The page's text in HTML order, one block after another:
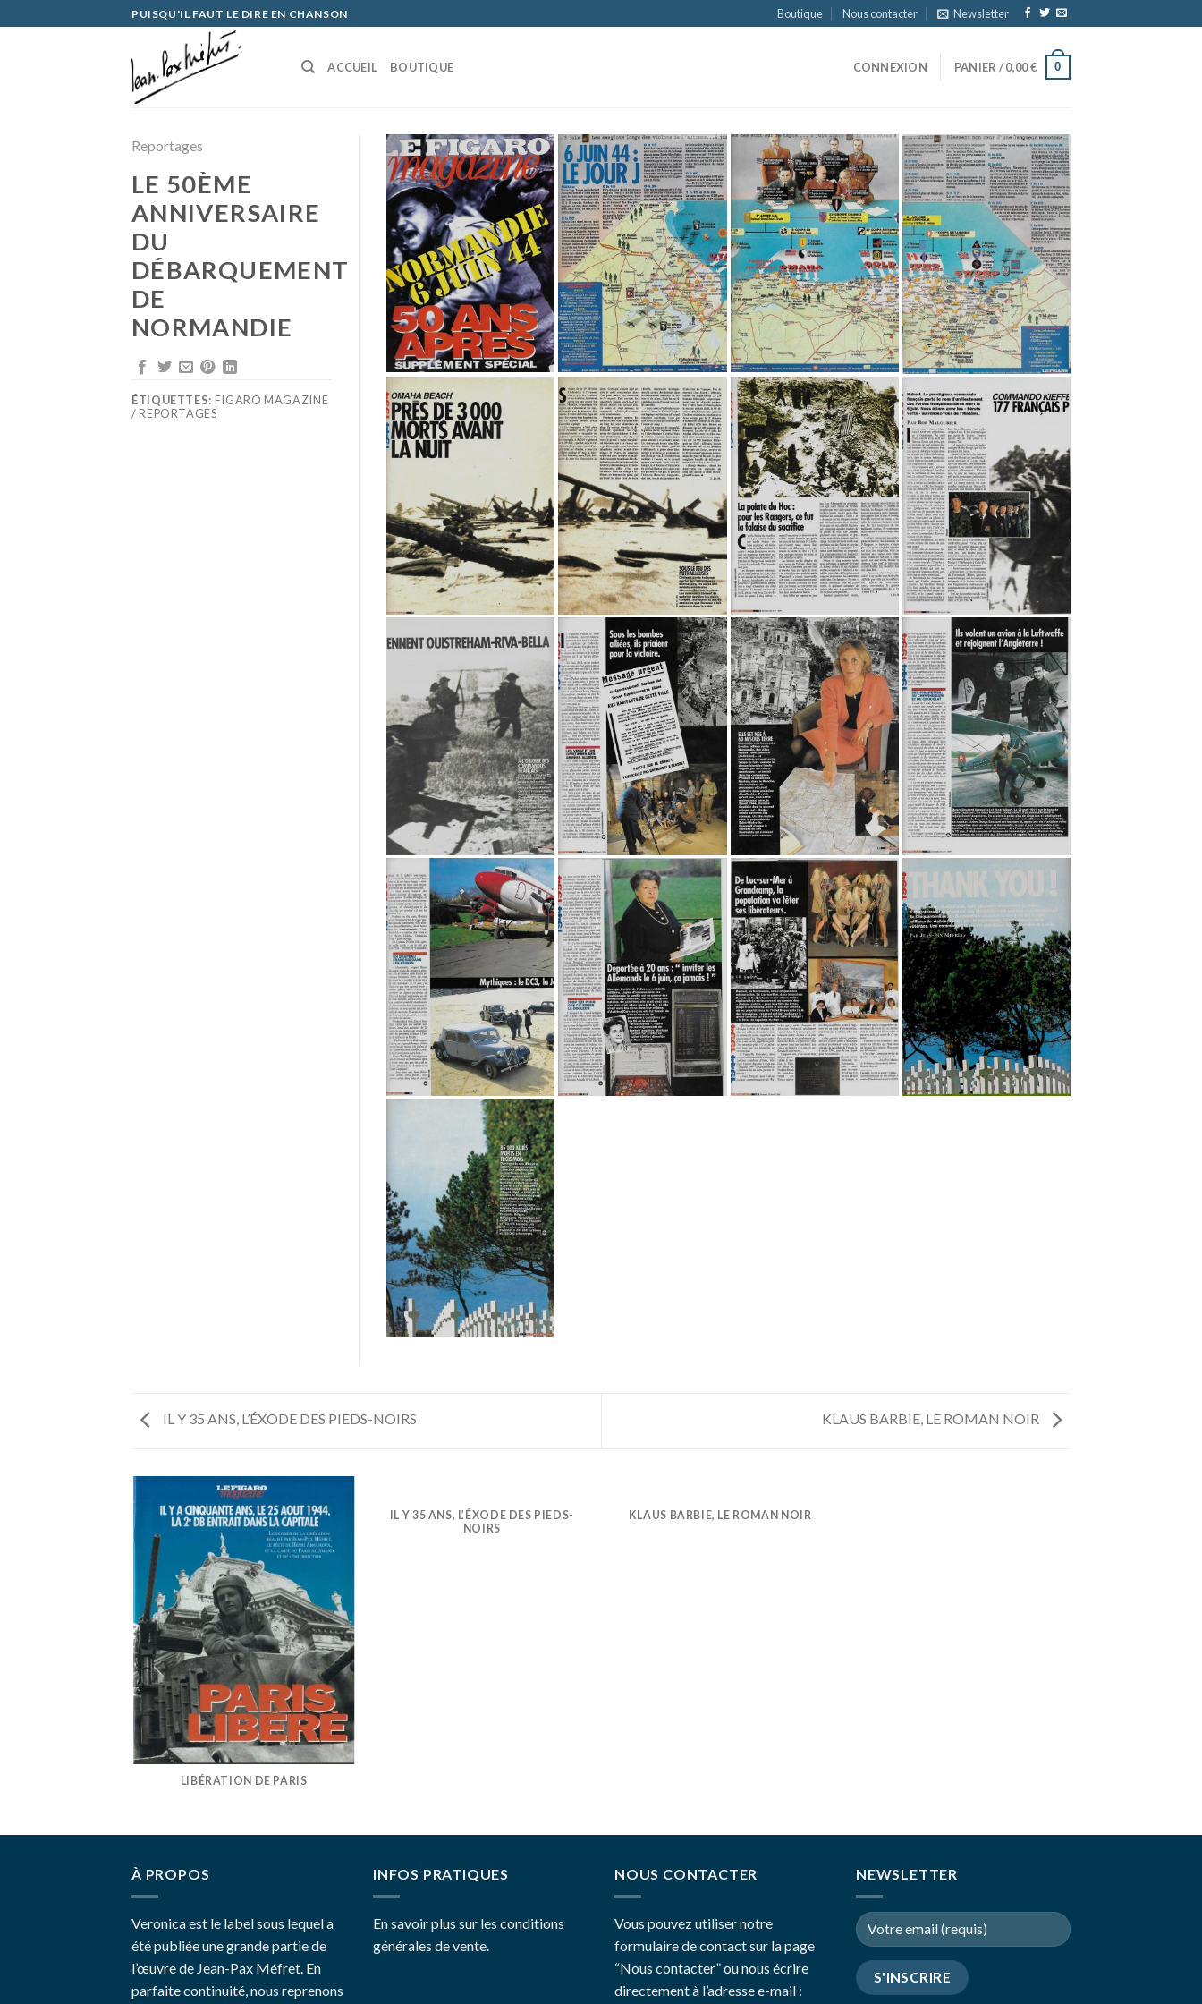
to
PUISQU'IL FAUT LE DIRE EN CHANSON Boutique Nous contacter Newsletter
ACCUEIL BOUTIQUE CONNEXION PANIER /0,00€ 0
Reportages
LE 50ÈME
ANNIVERSAIRE
DU
DÉBARQUEMENT
DE
NORMANDIE
ÉTIQUETTES: FIGARO MAGAZINE
/ REPORTAGES
IL Y 35 ANS, L’ÉXODE DES PIEDS-NOIRS KLAUS BARBIE, LE ROMAN NOIR
LIBÉRATION DE PARIS
IL Y 35 ANS, L’ÉXODE DES PIEDS-
NOIRS
KLAUS BARBIE, LE ROMAN NOIR
À PROPOS
Veronica est le label sous lequel a
été publiée une grande partie de
l’œuvre de Jean-Pax Méfret. En
parfaite continuité, nous reprenons
INFOS PRATIQUES
En savoir plus sur les conditions
générales de vente.
NOUS CONTACTER
Vous pouvez utiliser notre
formulaire de contact sur la page
“Nous contacter”ou nous écrire
directement à l’adresse e-mail :
NEWSLETTER